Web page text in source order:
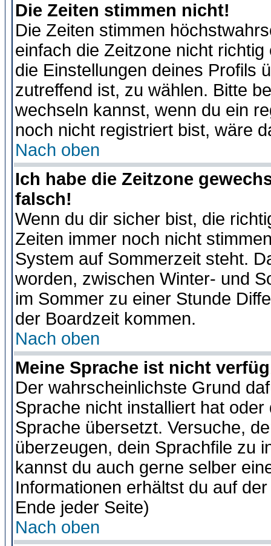
Die Zeiten stimmen nicht!
Die Zeiten stimmen
einfach die Zeitzone nicht
die Einstellungen deines Profils
zutreffend ist, zu wählen. Bitte
wechseln kannst, wenn du ein
noch nicht registriert bist, wäre
Nach oben
Ich habe die Zeitzone
falsch!
Wenn du dir sicher bist, die
Zeiten immer noch nicht
System auf Sommerzeit steht.
worden, zwischen Winter- und
im Sommer zu einer Stunde
der Boardzeit kommen.
Nach oben
Meine Sprache ist nicht
Der wahrscheinlichste Grund
Sprache nicht installiert hat
Sprache übersetzt. Versuche,
überzeugen, dein Sprachfile zu
kannst du auch gerne selber
Informationen erhältst du auf
Ende jeder Seite)
Nach oben